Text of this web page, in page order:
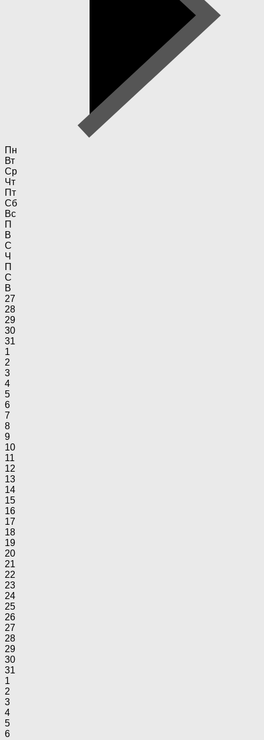
Пн
Вт
Ср
Чт
Пт
Сб
Вс
П
В
С
Ч
П
С
В
27
28
29
30
31
1
2
3
4
5
6
7
8
9
10
11
12
13
14
15
16
17
18
19
20
21
22
23
24
25
26
27
28
29
30
31
1
2
3
4
5
6